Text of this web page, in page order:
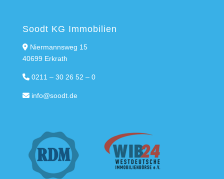
Soodt KG Immobilien
Niermannsweg 15
40699 Erkrath
0211 – 30 26 52 – 0
info@soodt.de